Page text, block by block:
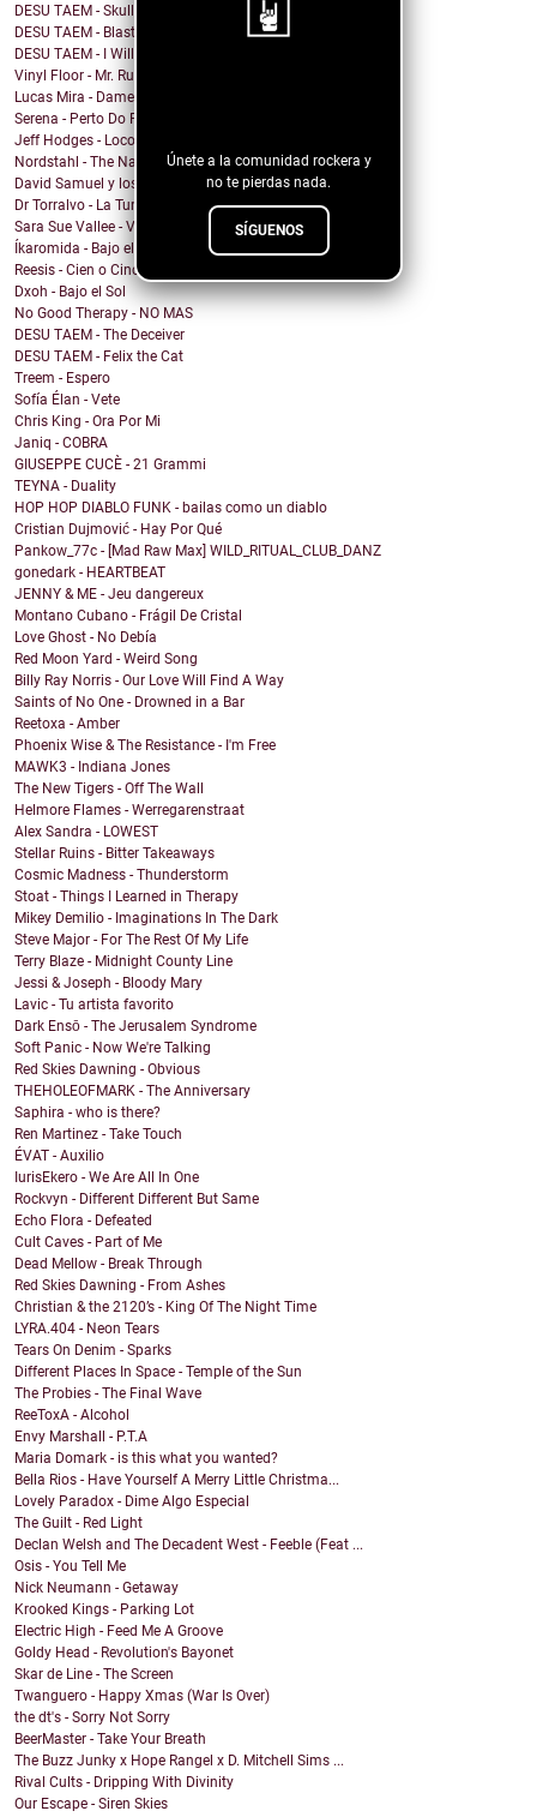
Únete a la comunidad rockera y
no te pierdas nada.
SÍGUENOS
DESU TAEM - Skull and Crossbones
DESU TAEM - Blasted into Rebirth
DESU TAEM - I Will Not Be Assimilated
Vinyl Floor - Mr. Rubinstein - Single Edit
Lucas Mira - Dame alguna señal
Serena - Perto Do Fim
Jeff Hodges - Loco Motive (Music Row Mix)
Nordstahl - The Nameless Hour
David Samuel y los problemas de Macario - Sonámbulo
Dr Torralvo - La Tumba
Sara Sue Vallee - Vagues
Íkaromida - Bajo el sol
Reesis - Cien o Cinco
Dxoh - Bajo el Sol
No Good Therapy - NO MAS
DESU TAEM - The Deceiver
DESU TAEM - Felix the Cat
Treem - Espero
Sofía Élan - Vete
Chris King - Ora Por Mi
Janiq - COBRA
GIUSEPPE CUCÈ - 21 Grammi
TEYNA - Duality
HOP HOP DIABLO FUNK - bailas como un diablo
Cristian Dujmović - Hay Por Qué
Pankow_77c - [Mad Raw Max] WILD_RITUAL_CLUB_DANZ
gonedark - HEARTBEAT
JENNY & ME - Jeu dangereux
Montano Cubano - Frágil De Cristal
Love Ghost - No Debía
Red Moon Yard - Weird Song
Billy Ray Norris - Our Love Will Find A Way
Saints of No One - Drowned in a Bar
Reetoxa - Amber
Phoenix Wise & The Resistance - I'm Free
MAWK3 - Indiana Jones
The New Tigers - Off The Wall
Helmore Flames - Werregarenstraat
Alex Sandra - LOWEST
Stellar Ruins - Bitter Takeaways
Cosmic Madness - Thunderstorm
Stoat - Things I Learned in Therapy
Mikey Demilio - Imaginations In The Dark
Steve Major - For The Rest Of My Life
Terry Blaze - Midnight County Line
Jessi & Joseph - Bloody Mary
Lavic - Tu artista favorito
Dark Ensō - The Jerusalem Syndrome
Soft Panic - Now We're Talking
Red Skies Dawning - Obvious
THEHOLEOFMARK - The Anniversary
Saphira - who is there?
Ren Martinez - Take Touch
ÉVAT - Auxilio
IurisEkero - We Are All In One
Rockvyn - Different Different But Same
Echo Flora - Defeated
Cult Caves - Part of Me
Dead Mellow - Break Through
Red Skies Dawning - From Ashes
Christian & the 2120’s - King Of The Night Time
LYRA.404 - Neon Tears
Tears On Denim - Sparks
Different Places In Space - Temple of the Sun
The Probies - The Final Wave
ReeToxA - Alcohol
Envy Marshall - P.T.A
Maria Domark - is this what you wanted?
Bella Rios - Have Yourself A Merry Little Christma...
Lovely Paradox - Dime Algo Especial
The Guilt - Red Light
Declan Welsh and The Decadent West - Feeble (Feat ...
Osis - You Tell Me
Nick Neumann - Getaway
Krooked Kings - Parking Lot
Electric High - Feed Me A Groove
Goldy Head - Revolution's Bayonet
Skar de Line - The Screen
Twanguero - Happy Xmas (War Is Over)
the dt's - Sorry Not Sorry
BeerMaster - Take Your Breath
The Buzz Junky x Hope Rangel x D. Mitchell Sims ...
Rival Cults - Dripping With Divinity
Our Escape - Siren Skies